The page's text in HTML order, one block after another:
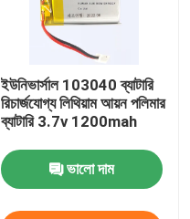
ইউনিভার্সাল 103040 ব্যাটারি
রিচার্জযোগ্য লিথিয়াম আয়ন পলিমার
ব্যাটারি 3.7v 1200mah
ভালো দাম